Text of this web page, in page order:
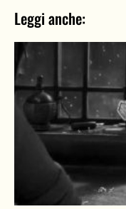
Leggi anche: